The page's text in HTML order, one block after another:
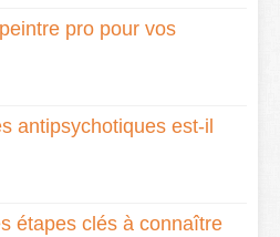
pro pour vos
antipsychotiques est-il
étapes clés à connaître